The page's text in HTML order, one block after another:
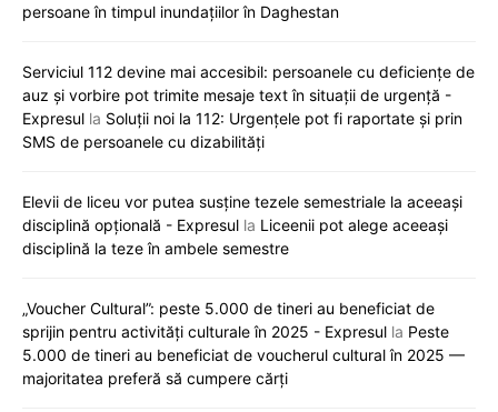
persoane în timpul inundațiilor în Daghestan
Serviciul 112 devine mai accesibil: persoanele cu deficiențe de
auz și vorbire pot trimite mesaje text în situații de urgență -
Expresul la Soluții noi la 112: Urgențele pot fi raportate și prin
SMS de persoanele cu dizabilități
Elevii de liceu vor putea susține tezele semestriale la aceeași
disciplină opțională - Expresul la Liceenii pot alege aceeași
disciplină la teze în ambele semestre
„Voucher Cultural”: peste 5.000 de tineri au beneficiat de
sprijin pentru activități culturale în 2025 - Expresul la Peste
5.000 de tineri au beneficiat de voucherul cultural în 2025 —
majoritatea preferă să cumpere cărți